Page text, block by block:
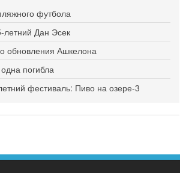
футбола
летний Дан Эсек
обновления Ашкелона
погибла
фестиваль: Пиво на озере-3